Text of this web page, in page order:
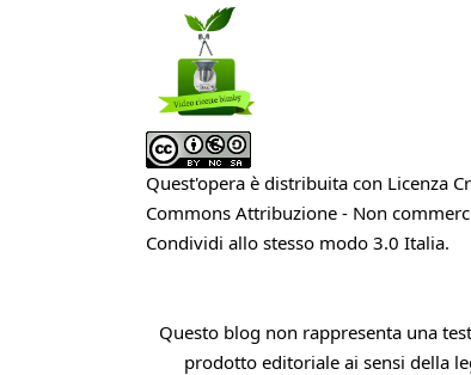
Quest'opera è distribuita con Licenza
Commons Attribuzione - Non
Condividi allo stesso modo 3.0 Italia.
Questo blog non rappresenta una
prodotto editoriale ai sensi della